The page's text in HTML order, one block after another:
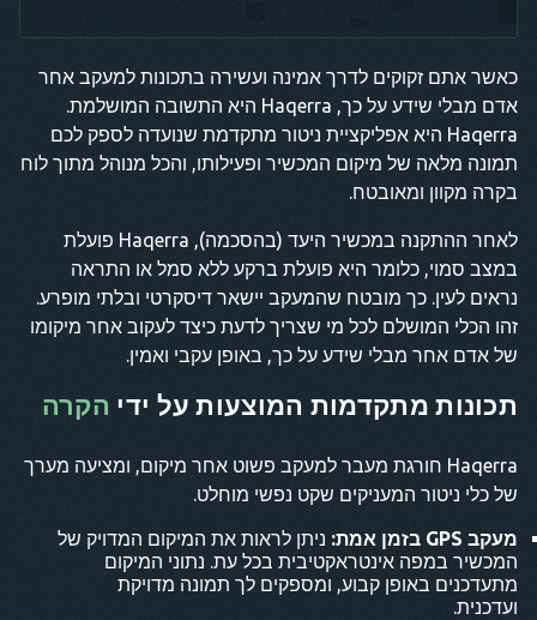
כאשר אתם זקוקים לדרך אמינה ועשירה בתכונות למעקב אחר
אדם מבלי שידע על כך, Haqerra היא התשובה המושלמת.
Haqerra היא אפליקציית ניטור מתקדמת שנועדה לספק לכם
תמונה מלאה של מיקום המכשיר ופעילותו, והכל מנוהל מתוך לוח
בקרה מקוון ומאובטח.
לאחר ההתקנה במכשיר היעד (בהסכמה), Haqerra פועלת
במצב סמוי, כלומר היא פועלת ברקע ללא סמל או התראה
נראים לעין. כך מובטח שהמעקב יישאר דיסקרטי ובלתי מופרע.
זהו הכלי המושלם לכל מי שצריך לדעת כיצד לעקוב אחר מיקומו
של אדם אחר מבלי שידע על כך, באופן עקבי ואמין.
תכונות מתקדמות המוצעות על ידי הקרה
Haqerra חורגת מעבר למעקב פשוט אחר מיקום, ומציעה מערך
של כלי ניטור המעניקים שקט נפשי מוחלט.
מעקב GPS בזמן אמת:
ניתן לראות את המיקום המדויק של
המכשיר במפה אינטראקטיבית בכל עת. נתוני המיקום
מתעדכנים באופן קבוע, ומספקים לך תמונה מדויקת
ועדכנית.